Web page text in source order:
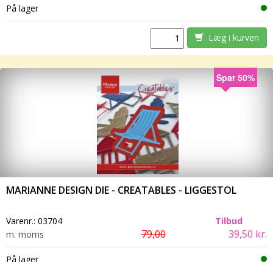
På lager
Læg i kurven
Spar 50%
MARIANNE DESIGN DIE - CREATABLES - LIGGESTOL
Varenr.: 03704
Tilbud
m. moms
79,00 39,50 kr.
På lager